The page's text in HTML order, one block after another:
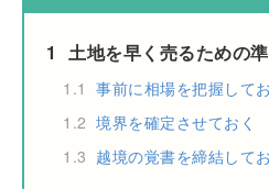
1 土地を早く売るための
1.1 事前に相場を把握して
1.2 境界を確定させておく
1.3 越境の覚書を締結して